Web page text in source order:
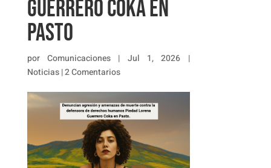
Guerrero Coka en
Pasto
porComunicaciones | Jul 1, 2026 |
Noticias|2 Comentarios